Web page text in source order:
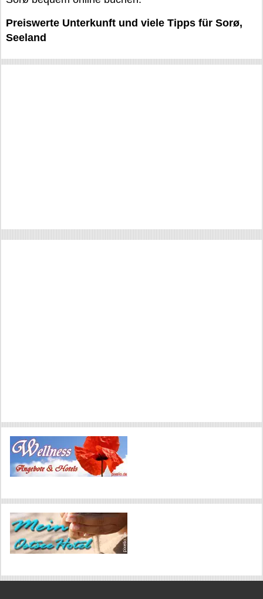
Preiswerte Unterkunft und viele Tipps für Sorø,
Seeland